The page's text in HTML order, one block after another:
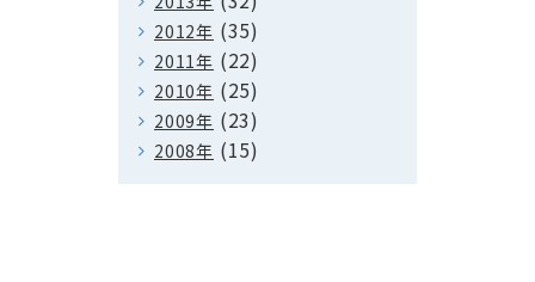
2012年 (35)
2011年 (22)
2010年 (25)
2009年 (23)
2008年 (15)